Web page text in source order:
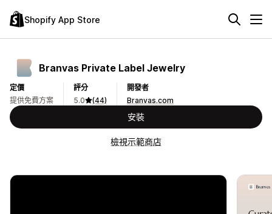
Shopify App Store
Branvas Private Label Jewelry
定價
提供免費方案
評分
5.0
(44)
開發者
Branvas.com
安裝
檢視示範商店